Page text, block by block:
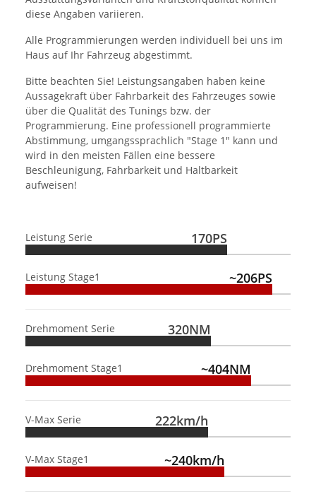
diese Angaben variieren.
Alle Programmierungen werden individuell bei uns im
Haus auf Ihr Fahrzeug abgestimmt.
Bitte beachten Sie! Leistungsangaben haben keine
Aussagekraft über Fahrbarkeit des Fahrzeuges sowie
über die Qualität des Tunings bzw. der
Programmierung. Eine professionell programmierte
Abstimmung, umgangssprachlich "Stage 1" kann und
wird in den meisten Fällen eine bessere
Beschleunigung, Fahrbarkeit und Haltbarkeit
aufweisen!
Leistung Serie 170PS
Leistung Stage1 ~206PS
Drehmoment Serie 320NM
Drehmoment Stage1 ~404NM
V-Max Serie 222km/h
V-Max Stage1 ~240km/h